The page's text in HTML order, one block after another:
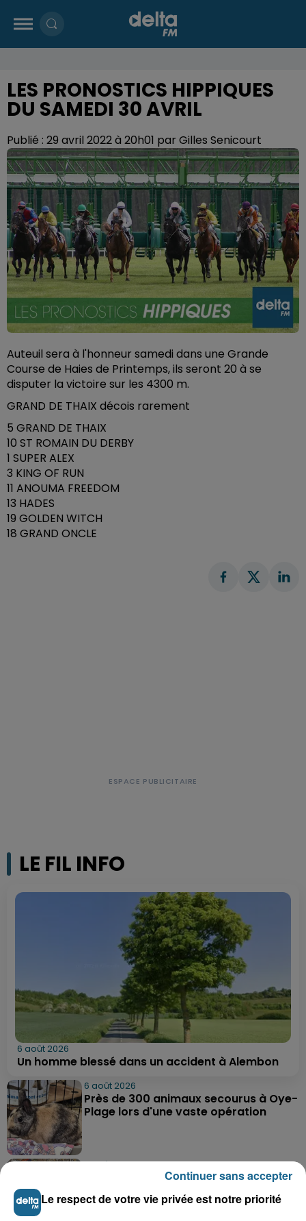
LES PRONOSTICS HIPPIQUES
DU SAMEDI 30 AVRIL
Publié : 29 avril 2022 à 20h01 par Gilles Senicourt
Auteuil sera à l'honneur samedi dans une Grande
Course de Haies de Printemps, ils seront 20 à se
disputer la victoire sur les 4300 m.
GRAND DE THAIX décois rarement
5 GRAND DE THAIX
10 ST ROMAIN DU DERBY
1 SUPER ALEX
3 KING OF RUN
11 ANOUMA FREEDOM
13 HADES
19 GOLDEN WITCH
18 GRAND ONCLE
LE FIL INFO
6 août 2026
Un homme blessé dans un accident à Alembon
6 août 2026
Près de 300 animaux secourus à Oye-
Plage lors d'une vaste opération
6 août 2026
Dunkerque : dix jeunes vont parcourir
9 000 km pour rencontrer...
Le respect de votre vie privée est notre priorité
Continuer sans accepter